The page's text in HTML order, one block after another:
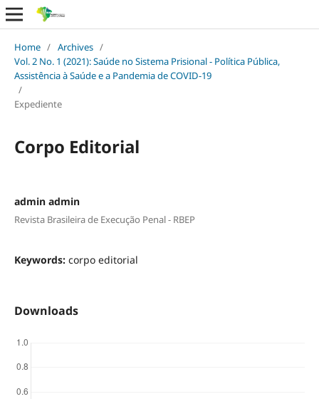
Home / Archives /
Vol. 2 No. 1 (2021): Saúde no Sistema Prisional - Política Pública,
Assistência à Saúde e a Pandemia de COVID-19
/
Expediente
Corpo Editorial
admin admin
Revista Brasileira de Execução Penal - RBEP
Keywords: corpo editorial
Downloads